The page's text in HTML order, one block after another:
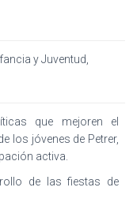
y Juventud,
que mejoren el
los jóvenes de Petrer,
activa.
de las fiestas de